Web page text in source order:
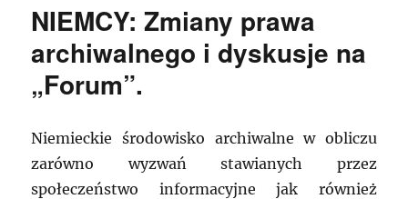
NIEMCY: Zmiany prawa
archiwalnego i dyskusje na
„Forum”.
Niemieckie środowisko archiwalne w obliczu
zarówno wyzwań stawianych przez
społeczeństwo informacyjne jak również